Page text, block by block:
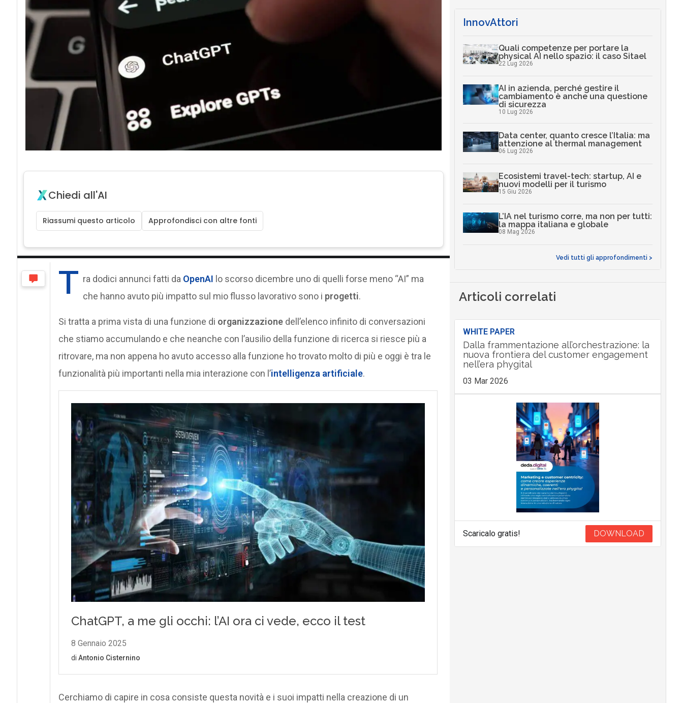
Chiedi all'AI
Riassumi questo articolo Approfondisci con altre fonti
T ra dodici annunci fatti da OpenAI lo scorso dicembre uno di quelli forse meno “AI” ma
che hanno avuto più impatto sul mio flusso lavorativo sono i progetti.
Si tratta a prima vista di una funzione di organizzazionedell’elenco infinito di conversazioni
che stiamo accumulando e che neanche con l’ausilio della funzione di ricerca si riesce più a
ritrovare, ma non appena ho avuto accesso alla funzione ho trovato molto di più e oggi è tra le
funzionalità più importanti nella mia interazione con l’intelligenza artificiale.
Cerchiamo di capire in cosa consiste questa novità e i suoi impatti nella creazione di un
InnovAttori
Quali competenze per portare la
physical AI nello spazio: il caso Sitael
22 Lug 2026
AI in azienda, perché gestire il
cambiamento è anche una questione
di sicurezza
10 Lug 2026
Data center, quanto cresce l’Italia: ma
attenzione al thermal management
06 Lug 2026
Ecosistemi travel-tech: startup, AI e
nuovi modelli per il turismo
15 Giu 2026
L’IA nel turismo corre, ma non per tutti:
la mappa italiana e globale
08 Mag 2026
Vedi tutti gli approfondimenti >
Articoli correlati
WHITE PAPER
Dalla frammentazione all’orchestrazione: la
nuova frontiera del customer engagement
nell’era phygital
03 Mar 2026
Scaricalo gratis! DOWNLOAD